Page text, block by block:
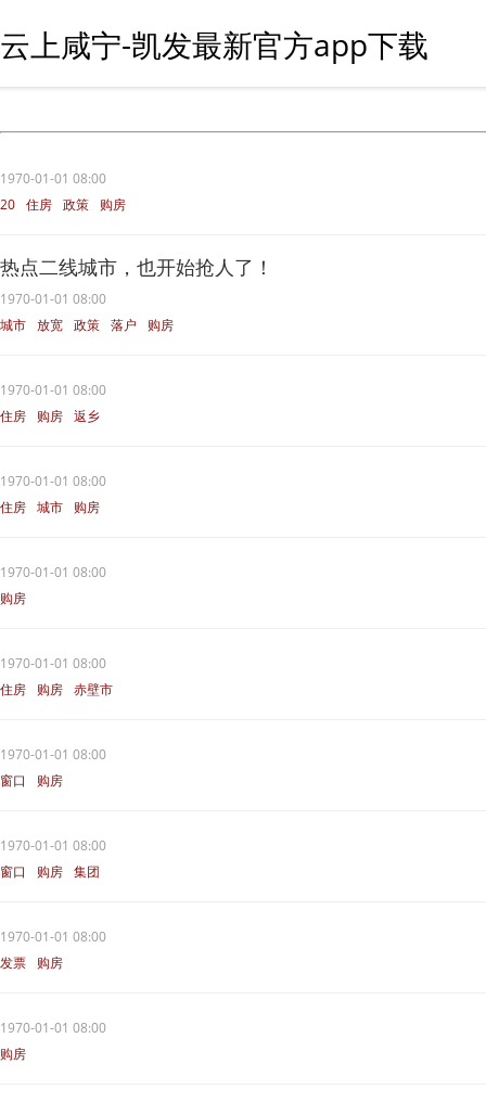
云上咸宁-凯发最新官方app下载
1970-01-01 08:00
20 住房 政策 购房
热点二线城市，也开始抢人了！
1970-01-01 08:00
城市 放宽 政策 落户 购房
1970-01-01 08:00
住房
购房 返乡
1970-01-01 08:00
住房 城市 购房
1970-01-01 08:00
购房
1970-01-01 08:00
住房
购房 赤壁市
1970-01-01 08:00
窗口
购房
1970-01-01 08:00
窗口
购房 集团
1970-01-01 08:00
发票
购房
1970-01-01 08:00
购房